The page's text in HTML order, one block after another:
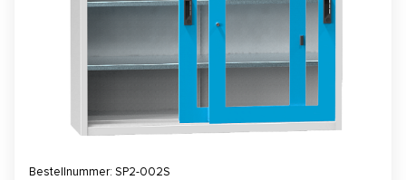
Bestellnummer: SP2-002S